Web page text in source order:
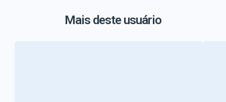
Mais deste usuário